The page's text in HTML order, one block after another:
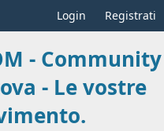
Login Registrati
- Community
- Le vostre